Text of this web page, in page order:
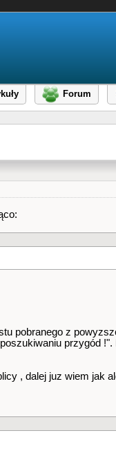
Forum
pobranego z
przygód
, dalej juz wiem jak